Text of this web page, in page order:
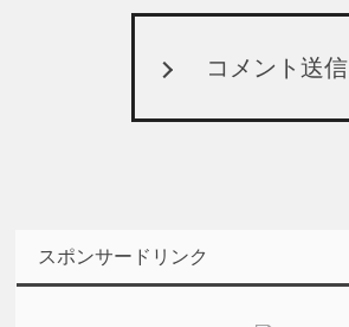
コメント送信
スポンサードリンク